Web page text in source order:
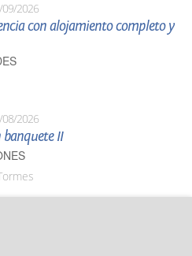
09/2026
con alojamiento completo y
08/2026
banquete II